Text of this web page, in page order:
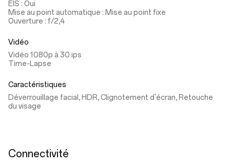
EIS : Oui
Mise au point automatique : Mise au point fixe
Ouverture : f/2,4
Vidéo
Vidéo 1080p à 30 ips
Time-Lapse
Caractéristiques
Déverrouillage facial, HDR, Clignotement d'écran, Retouche
du visage
Connectivité